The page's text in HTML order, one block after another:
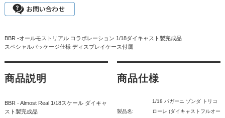
BBR -オールモストリアル コラボレーション 1/18ダイキャスト製完成品
スペシャルパッケージ仕様 ディスプレイケース付属
商品説明
BBR - Almost Real 1/18スケール ダイキャ
スト製完成品
商品仕様
製品名:
1/18 パガーニ ゾンダ トリコ
ローレ (ダイキャストフルオー